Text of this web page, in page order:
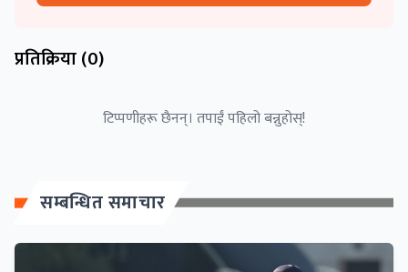
प्रतिक्रिया (0)
टिप्पणीहरू छैनन्। तपाईं पहिलो बन्नुहोस्!
सम्बन्धित समाचार